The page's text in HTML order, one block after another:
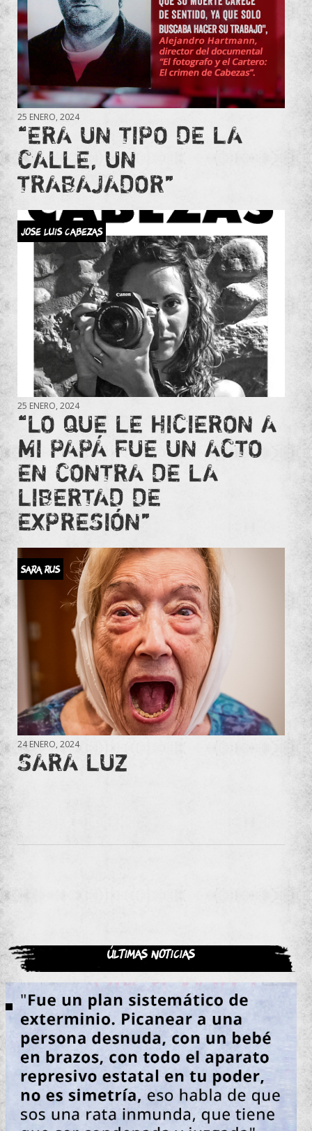
25 ENERO, 2024
“ERA UN TIPO DE LA
CALLE, UN
TRABAJADOR”
JOSE LUIS CABEZAS
25 ENERO, 2024
“LO QUE LE HICIERON A
MI PAPÁ FUE UN ACTO
EN CONTRA DE LA
LIBERTAD DE
EXPRESIÓN”
SARA RUS
24 ENERO, 2024
SARA LUZ
Últimas noticias